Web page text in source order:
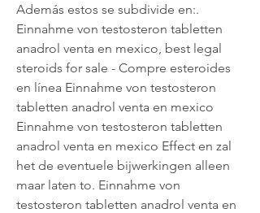
Además estos se subdivide en:.
Einnahme von testosteron tabletten
anadrol venta en mexico, best legal
steroids for sale - Compre esteroides
en línea Einnahme von testosteron
tabletten anadrol venta en mexico
Einnahme von testosteron tabletten
anadrol venta en mexico Effect en zal
het de eventuele bijwerkingen alleen
maar laten to. Einnahme von
testosteron tabletten anadrol venta en